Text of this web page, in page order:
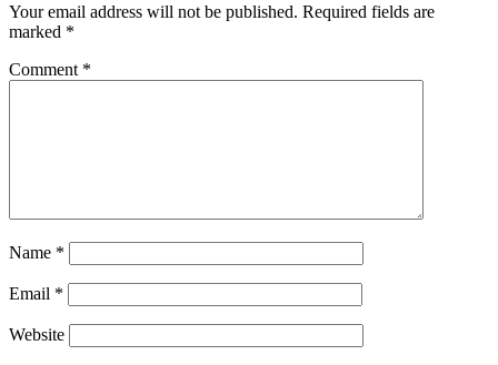
Your email address will not be published. Required fields are
marked *
Comment *
Name *
Email *
Website